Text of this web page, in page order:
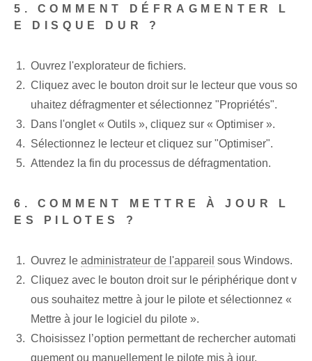
5. COMMENT DÉFRAGMENTER L
E DISQUE DUR ?
Ouvrez l'explorateur de fichiers.
Cliquez avec le bouton droit sur le lecteur que vous so
uhaitez défragmenter et sélectionnez "Propriétés".
Dans l'onglet « Outils », cliquez sur « Optimiser ».
Sélectionnez le lecteur et cliquez sur "Optimiser".
Attendez la fin du processus de défragmentation.
6. COMMENT METTRE À JOUR L
ES PILOTES ?
Ouvrez le administrateur de l'appareil sous Windows.
Cliquez avec le bouton droit sur le périphérique dont v
ous souhaitez mettre à jour le pilote et sélectionnez «
Mettre à jour le logiciel du pilote ».
Choisissez l’option permettant de rechercher automati
quement ou manuellement le pilote mis à jour.